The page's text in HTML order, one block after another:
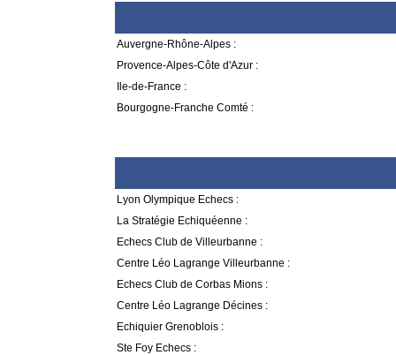
Auvergne-Rhône-Alpes :
Provence-Alpes-Côte d'Azur :
Ile-de-France :
Bourgogne-Franche Comté :
Lyon Olympique Echecs :
La Stratégie Echiquéenne :
Echecs Club de Villeurbanne :
Centre Léo Lagrange Villeurbanne :
Echecs Club de Corbas Mions :
Centre Léo Lagrange Décines :
Echiquier Grenoblois :
Ste Foy Echecs :